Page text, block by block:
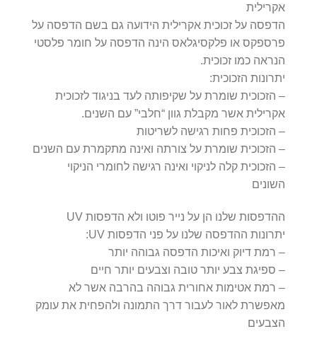
אקרילית
הדפסה על זכוכית אקרילית הידועה גם בשם הדפסה על
פרספקס או פלקסיגלאס הינה הדפסה על חומר פלסטי
הנראה כמו זכוכית.
יתרונות הזכוכית:
– הזכוכית שומרת על שקיפותה לעד בניגוד לזכוכית
אקרילית אשר מקבלת גוון “חלבי” עם השנים.
– הזכוכית פחות רגישה לשריטות
– הזכוכית שומרת על צורתה ואינה מתקמרת עם השנים
– הזכוכית קלה לניקוי ואינה רגישה לחומרי הניקוי
השונים
ההדפסות שלנו הן על נייר פוטו ולא הדפסות UV
יתרונות ההדפסה שלנו על פני הדפסות UV:
– רמת דיוק ואיכות הדפסה גבוהה יותר
– ספיגת צבע יותר טובה וצבעים יותר חיים
– רמת אטימות אחורית גבוהה בהרבה אשר לא
מאפשרת לאור לעבור דרך התמונה ולהפחית את עומק
הצבעים